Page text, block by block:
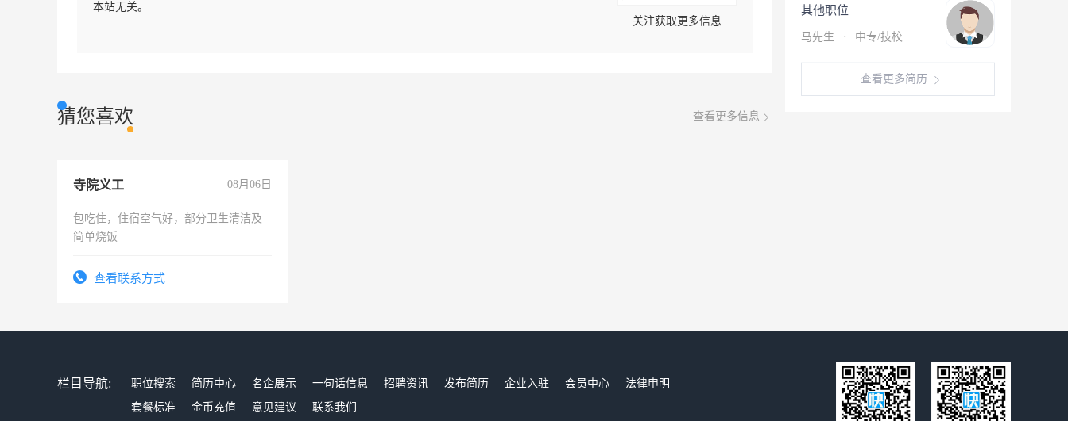
本站无关。
关注获取更多信息
猜您喜欢 查看更多信息
寺院义工 08月06日
包吃住，住宿空气好，部分卫生清洁及
简单烧饭
查看联系方式
其他职位
马先生 · 中专/技校
查看更多简历
栏目导航: 职位搜索 简历中心 名企展示 一句话信息 招聘资讯 发布简历 企业入驻 会员中心
法律申明
套餐标准
金币充值 意见建议 联系我们